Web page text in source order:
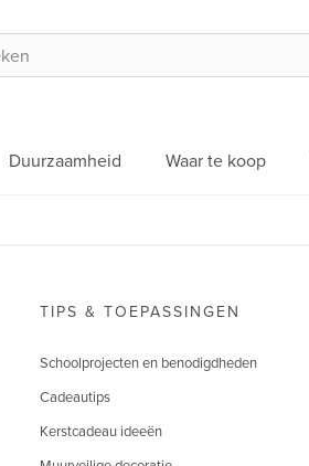
Duurzaamheid Waar te koop
TIPS & TOEPASSINGEN
Schoolprojecten en benodigdheden
Cadeautips
Kerstcadeau ideeën